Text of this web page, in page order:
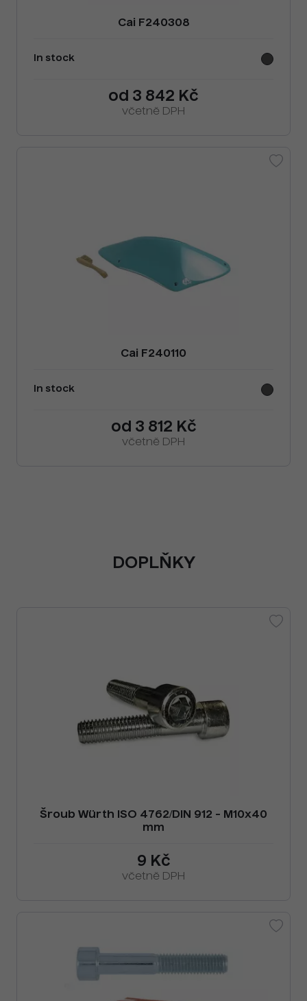
Cai F240308
In stock
od 3 842 Kč
včetně DPH
Cai F240110
In stock
od 3 812 Kč
včetně DPH
DOPLŇKY
Šroub Würth ISO 4762/DIN 912 - M10x40
mm
9 Kč
včetně DPH